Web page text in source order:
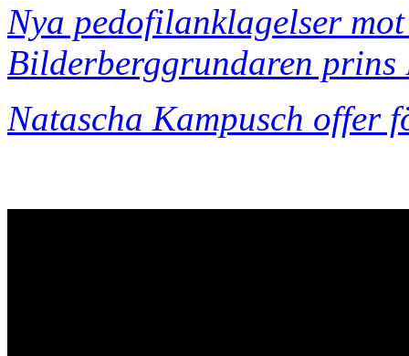
Nya pedofilanklagelser
Bilderberggrundaren prins
Natascha Kampusch offer